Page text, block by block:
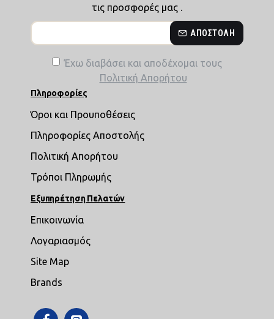
τις προσφορές μας .
ΑΠΟΣΤΟΛΉ
Έχω διαβάσει και αποδέχομαι τους
Πολιτική Απορήτου
Πληροφορίες
Όροι και Προυποθέσεις
Πληροφορίες Αποστολής
Πολιτική Απορήτου
Τρόποι Πληρωμής
Εξυπηρέτηση Πελατών
Επικοινωνία
Λογαριασμός
Site Map
Brands